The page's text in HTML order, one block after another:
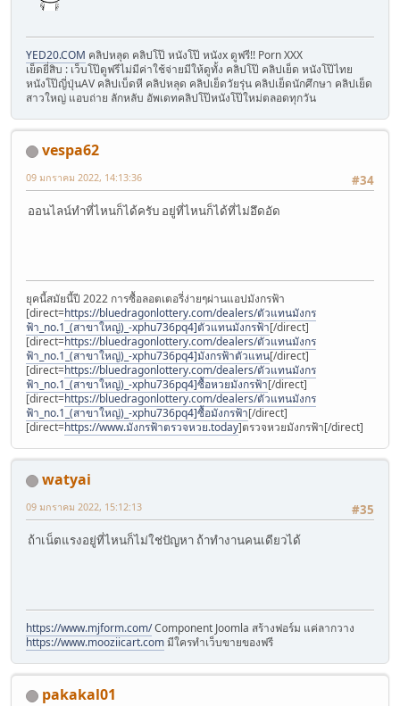
YED20.COM คลิปหลุด คลิปโป๊ หนังโป๊ หนังx ดูฟรี!! Porn XXX
เย็ดยี่สิบ : เว็บโป๊ดูฟรีไม่มีค่าใช้จ่ายมีให้ดูทั้ง คลิปโป๊ คลิปเย็ด หนังโป๊ไทย
หนังโป๊ญี่ปุ่นAV คลิปเบ็ดหี คลิปหลุด คลิปเย็ดวัยรุ่น คลิปเย็ดนักศึกษา คลิปเย็ด
สาวใหญ่ แอบถ่าย ลักหลับ อัพเดทคลิปโป๊หนังโป๊ใหม่ตลอดทุกวัน
vespa62
#34
09 มกราคม 2022, 14:13:36
ออนไลน์ทำที่ไหนก็ได้ครับ อยู่ที่ไหนก็ได้ที่ไม่อึดอัด
ยุคนี้สมัยนี้ปี 2022 การซื้อลอตเตอรี่ง่ายๆผ่านแอปมังกรฟ้า
[direct=https://bluedragonlottery.com/dealers/ตัวแทนมังกร
ฟ้า_no.1_(สาขาใหญ่)_-xphu736pq4]ตัวแทนมังกรฟ้า[/direct]
[direct=https://bluedragonlottery.com/dealers/ตัวแทนมังกร
ฟ้า_no.1_(สาขาใหญ่)_-xphu736pq4]มังกรฟ้าตัวแทน[/direct]
[direct=https://bluedragonlottery.com/dealers/ตัวแทนมังกร
ฟ้า_no.1_(สาขาใหญ่)_-xphu736pq4]ซื้อหวยมังกรฟ้า[/direct]
[direct=https://bluedragonlottery.com/dealers/ตัวแทนมังกร
ฟ้า_no.1_(สาขาใหญ่)_-xphu736pq4]ซื้อมังกรฟ้า[/direct]
[direct=https://www.มังกรฟ้าตรวจหวย.today]ตรวจหวยมังกรฟ้า[/direct]
watyai
#35
09 มกราคม 2022, 15:12:13
ถ้าเน็ตแรงอยู่ที่ไหนก็ไม่ใช่ปัญหา ถ้าทำงานคนเดียวได้
https://www.mjform.com/Component Joomla สร้างฟอร์ม แค่ลากวาง
https://www.mooziicart.comมีใครทำเว็บขายของฟรี
pakakal01